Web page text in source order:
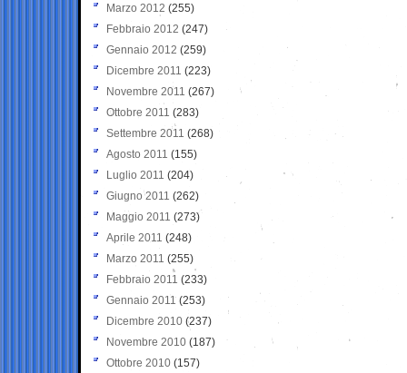
Marzo 2012 (255)
Febbraio 2012 (247)
Gennaio 2012 (259)
Dicembre 2011 (223)
Novembre 2011 (267)
Ottobre 2011 (283)
Settembre 2011 (268)
Agosto 2011 (155)
Luglio 2011 (204)
Giugno 2011 (262)
Maggio 2011 (273)
Aprile 2011 (248)
Marzo 2011 (255)
Febbraio 2011 (233)
Gennaio 2011 (253)
Dicembre 2010 (237)
Novembre 2010 (187)
Ottobre 2010 (157)